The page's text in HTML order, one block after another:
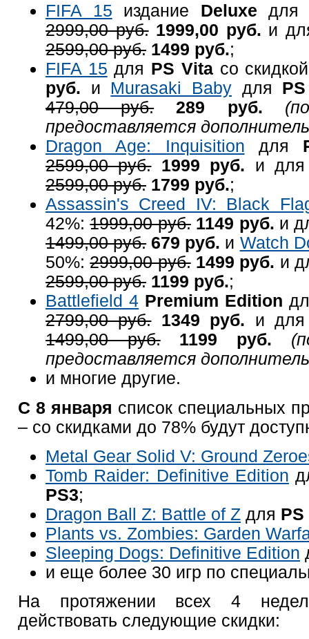
FIFA 15 издание Deluxe
2999,00 руб. 1999,00 руб. и
2599,00 руб. 1499 руб.;
FIFA 15 для PS Vitaсо
руб. и Murasaki Baby для
479,00 руб.
289 руб.
предоставляется
Dragon Age: Inquisition для
2599,00 руб. 1999 руб. и
2599,00 руб. 1799 руб.;
Assassin's Creed IV: Black
42%:1999,00 руб. 1149 руб. и
1499,00 руб. 679 руб. и Watch
50%:2999,00 руб. 1499 руб. и
2599,00 руб. 1199 руб.;
Battlefield 4 Premium Edition
2799,00 руб. 1349 руб. и
1499,00 руб.
1199 руб.
предоставляется
и многие другие.
С 8 января список специальных
– со скидками до 78% будут
Metal Gear Solid V: Ground
Tomb Raider: Definitive Edition
PS3;
Dragon Ball Z: Battle of Z для PS
Plants vs. Zombies: Garden
Sleeping Dogs: Definitive Edition
и еще более 30 игр по
На протяжении всех 4
действовать следующие скидки: